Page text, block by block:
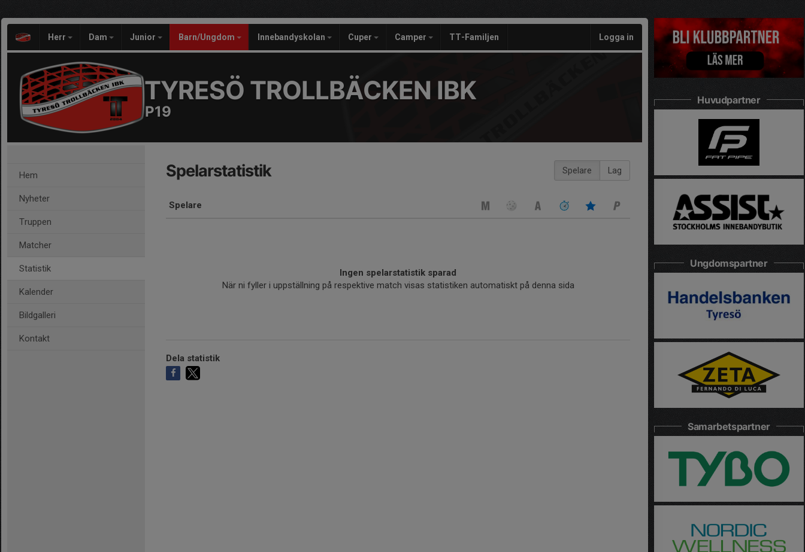
Herr Dam Junior Barn/Ungdom Innebandyskolan Cuper Camper TT-Familjen Logga in
TYRESÖ TROLLBÄCKEN IBK
P19
Hem
Nyheter
Truppen
Matcher
Statistik
Kalender
Bildgalleri
Kontakt
Spelare Lag
Spelarstatistik
Spelare
Ingen spelarstatistik sparad
När ni fyller i uppställning på respektive match visas statistiken automatiskt på denna sida
Dela statistik
Huvudpartner
Ungdomspartner
Samarbetspartner